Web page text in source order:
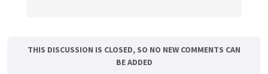
THIS DISCUSSION IS CLOSED, SO NO NEW COMMENTS CAN
BE ADDED